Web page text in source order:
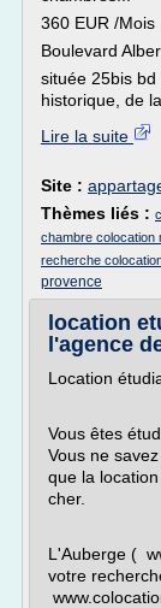
360 EUR /Mois
Boulevard
située 25bis
historique, de
Lire la suite
Site :
Thèmes liés :
chambre colocation
recherche
provence
location
l'agence
Location
Vous êtes
Vous ne
que la
cher.
L'Auberge (
votre